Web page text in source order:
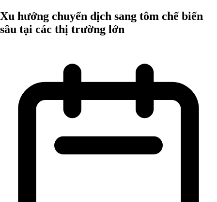
Xu hướng chuyển dịch sang tôm chế biến
sâu tại các thị trường lớn